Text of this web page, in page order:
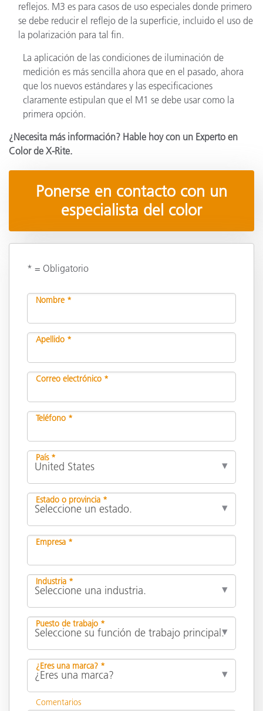
reflejos. M3 es para casos de uso especiales donde primero
se debe reducir el reflejo de la superficie, incluido el uso de
la polarización para tal fin.
La aplicación de las condiciones de iluminación de
medición es más sencilla ahora que en el pasado, ahora
que los nuevos estándares y las especificaciones
claramente estipulan que el M1 se debe usar como la
primera opción.
¿Necesita más información? Hable hoy con un Experto en
Color de X-Rite.
Ponerse en contacto con un
especialista del color
* = Obligatorio
Nombre *
Apellido *
Correo electrónico *
Teléfono *
País *
Estado o provincia *
Empresa *
Industria *
Puesto de trabajo *
¿Eres una marca? *
Comentarios